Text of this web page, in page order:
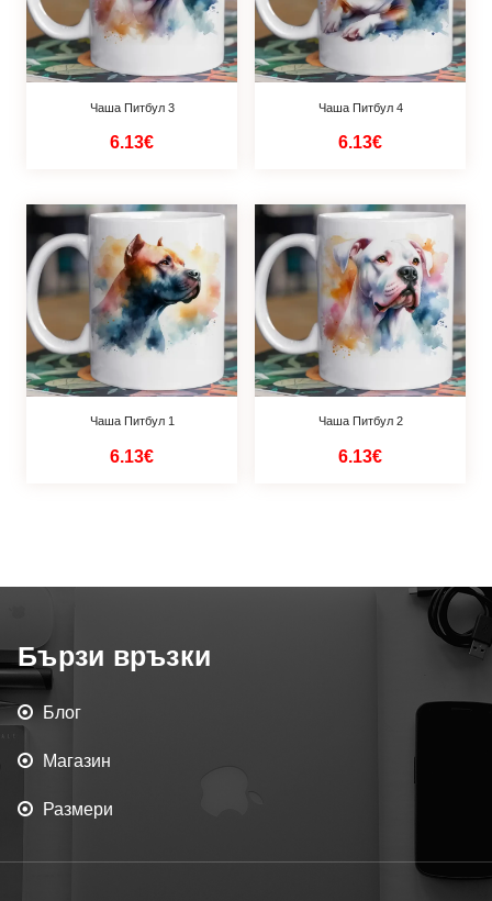
Чаша Питбул 3
6.13€
Чаша Питбул 4
6.13€
Чаша Питбул 1
6.13€
Чаша Питбул 2
6.13€
Бързи връзки
Блог
Магазин
Размери